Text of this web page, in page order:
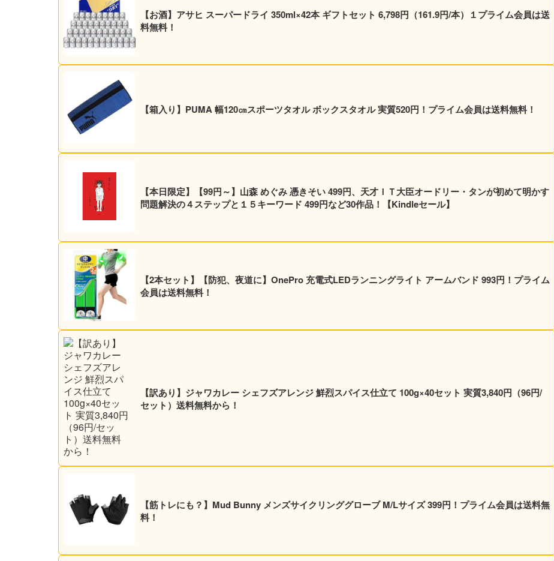
【お酒】アサヒ スーパードライ 350ml×42本 ギフトセット 6,798円（161.9円/本）１プライム会員は送
料無料！
【箱入り】PUMA 幅120㎝スポーツタオル ボックスタオル 実質520円！プライム会員は送料無料！
【本日限定】【99円～】山森 めぐみ 憑きそい 499円、天才ＩＴ大臣オードリー・タンが初めて明かす
問題解決の４ステップと１５キーワード 499円など30作品！【Kindleセール】
【2本セット】【防犯、夜道に】OnePro 充電式LEDランニングライト アームバンド 993円！プライム
会員は送料無料！
【訳あり】ジャワカレー シェフズアレンジ 鮮烈スパイス仕立て 100g×40セット 実質3,840円（96円/
セット）送料無料から！
【筋トレにも？】Mud Bunny メンズサイクリンググローブ M/Lサイズ 399円！プライム会員は送料無
料！